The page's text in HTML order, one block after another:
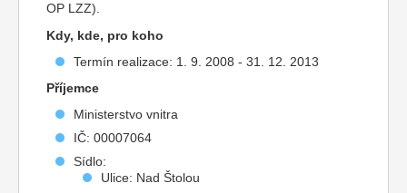
OP LZZ).
Kdy, kde, pro koho
Termín realizace: 1. 9. 2008 - 31. 12. 2013
Příjemce
Ministerstvo vnitra
IČ: 00007064
Sídlo:
Ulice: Nad Štolou